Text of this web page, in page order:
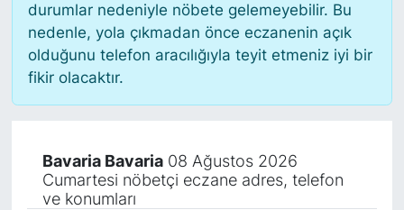
durumlar nedeniyle nöbete gelemeyebilir. Bu
nedenle, yola çıkmadan önce eczanenin açık
olduğunu telefon aracılığıyla teyit etmeniz iyi bir
fikir olacaktır.
Bavaria Bavaria08 Ağustos 2026
Cumartesi nöbetçi eczane adres, telefon
ve konumları